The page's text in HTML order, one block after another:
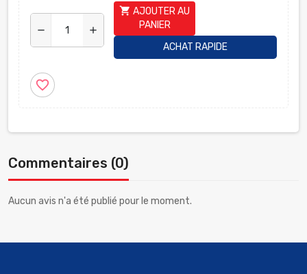
remove add
shopping_cart AJOUTER AU
PANIER
ACHAT RAPIDE
favorite_border
Commentaires (0)
Aucun avis n'a été publié pour le moment.